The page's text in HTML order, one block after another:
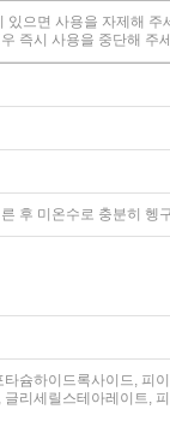
있으면 사용을 자제해 주
즉시 사용을 중단해 주
후 미온수로 충분히 헹
슘하이드록사이드, 피
리세릴스테아레이트,